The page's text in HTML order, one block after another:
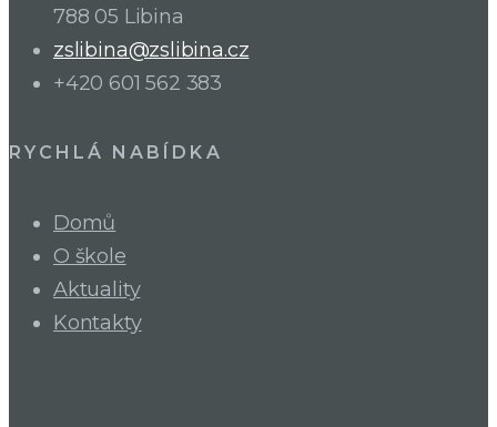
788 05 Libina
zslibina@zslibina.cz
+420 601 562 383
RYCHLÁ NABÍDKA
Domů
O škole
Aktuality
Kontakty